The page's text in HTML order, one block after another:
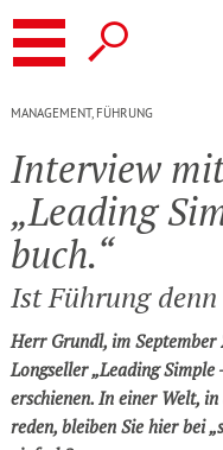
Simple – Das
MANAGEMENT, FÜHRUNG
Interview
„Leading
buch.“
Ist Führung
Herr Grundl, im
Longseller „Leading Simple
erschienen. In einer Welt,
reden, bleiben Sie hier bei